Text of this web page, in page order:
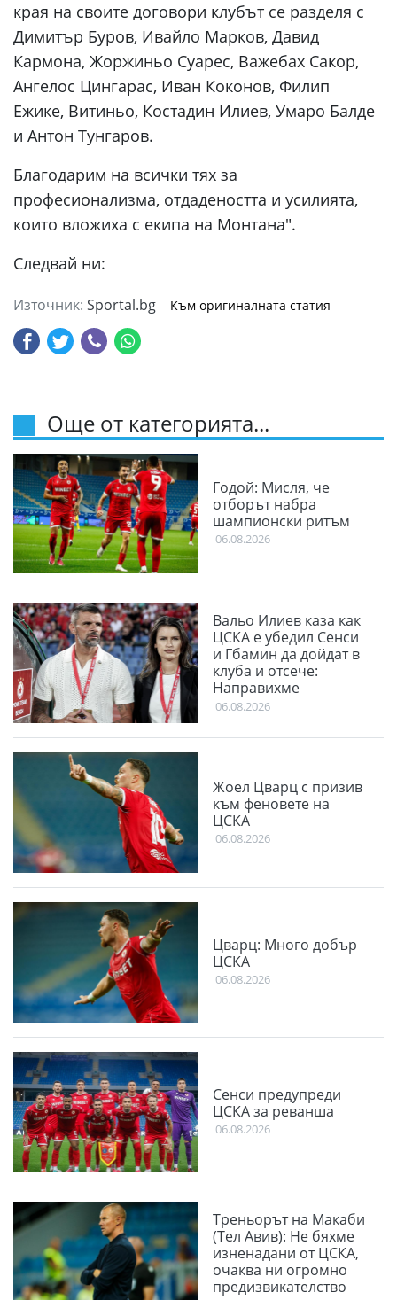
края на своите договори клубът се разделя с
Димитър Буров, Ивайло Марков, Давид
Кармона, Жоржиньо Суарес, Важебах Сакор,
Ангелос Цингарас, Иван Коконов, Филип
Ежике, Витиньо, Костадин Илиев, Умаро Балде
и Антон Тунгаров.
Благодарим на всички тях за
професионализма, отдадеността и усилията,
които вложиха с екипа на Монтана".
Следвай ни:
Източник: Sportal.bg Към оригиналната статия
Още от категорията...
Годой: Мисля, че
отборът набра
шампионски ритъм
06.08.2026
Вальо Илиев каза как
ЦСКА е убедил Сенси
и Гбамин да дойдат в
клуба и отсече:
Направихме
изключителен двубой
06.08.2026
Жоел Цварц с призив
към феновете на
ЦСКА
06.08.2026
Цварц: Много добър
ЦСКА
06.08.2026
Сенси предупреди
ЦСКА за реванша
06.08.2026
Треньорът на Макаби
(Тел Авив): Не бяхме
изненадани от ЦСКА,
очаква ни огромно
предизвикателство